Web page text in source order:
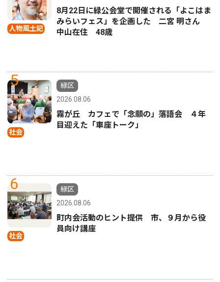
人物風土記
8月22日に緑公会堂で開催される「よこはま
みらいフェス」を企画した 二宮 明さん
中山在住 48歳
5
社会
緑区
2026.08.06
霧が丘 カフェで「念願の」落語会 ４年
目迎えた「車座トーク」
6
社会
緑区
2026.08.06
町内会活動のヒント提供 市、９月から役
員向け講座